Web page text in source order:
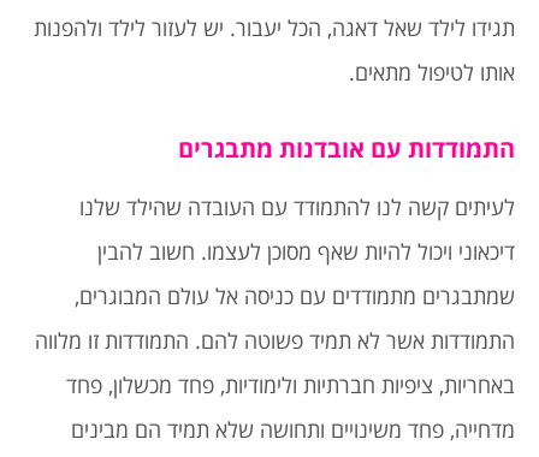
תגידו לילד שאל דאגה, הכל יעבור. יש לעזור לילד ולהפנות
אותו לטיפול מתאים.
התמודדות עם אובדנות מתבגרים
לעיתים קשה לנו להתמודד עם העובדה שהילד שלנו
דיכאוני ויכול להיות שאף מסוכן לעצמו. חשוב להבין
שמתבגרים מתמודדים עם כניסה אל עולם המבוגרים,
התמודדות אשר לא תמיד פשוטה להם. התמודדות זו מלווה
באחריות, ציפיות חברתיות ולימודיות, פחד מכשלון, פחד
מדחייה, פחד משינויים ותחושה שלא תמיד הם מבינים